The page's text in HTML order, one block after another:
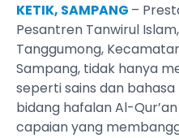
KETIK, SAMPANG –
Pesantren Tanwirul
Tanggumong,
Sampang, tidak hanya
seperti sains dan
bidang hafalan Al-
capaian yang